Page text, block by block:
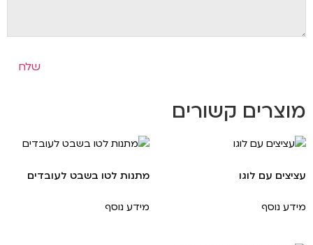
מוצרים קשורים
עציצים עם לוגו
מידע נוסף
מתנות לטו בשבט לעובדים
מידע נוסף